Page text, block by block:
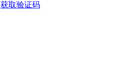
获取验证码